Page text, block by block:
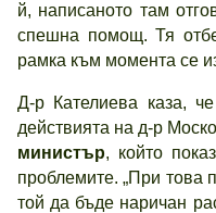
й, написаното там
спешна помощ. Тя
рамка към момента се
Д-р Кателиева каза,
действията на д-р
министър, който
проблемите. „При това
той да бъде наричан